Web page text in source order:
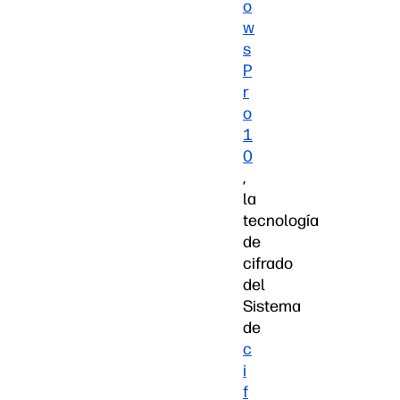
o
w
s
P
r
o
1
0
,
la
tecnología
de
cifrado
del
Sistema
de
c
i
f